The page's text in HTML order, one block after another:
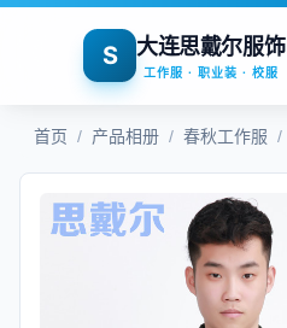
S 大连思戴尔服饰
工作服 · 职业装 · 校服
首页 / 产品相册 / 春秋工作服 /